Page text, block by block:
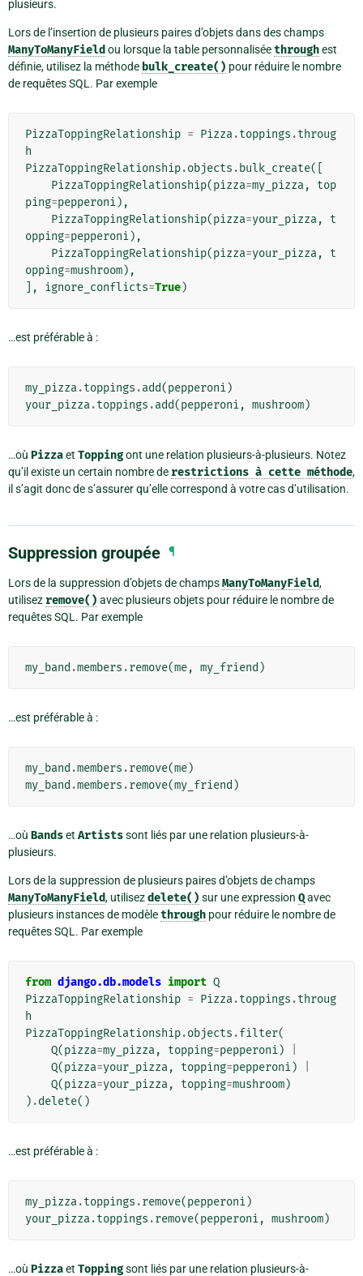
plusieurs.
Lors de l’insertion de plusieurs paires d’objets dans des champs
ManyToManyField ou lorsque la table personnaliséethroughest
définie, utilisez la méthode bulk_create() pour réduire le nombre
de requêtes SQL. Par exemple
PizzaToppingRelationship = Pizza.toppings .throug
h
PizzaToppingRelationship.objects . bulk_create([
PizzaToppingRelationship(pizza=my_pizza,
top
ping=pepperoni),
PizzaToppingRelationship(pizza=your_pizza,
t
opping=pepperoni),
PizzaToppingRelationship(pizza=your_pizza,
t
opping=mushroom),
],
ignore_conflicts=True)
…est préférable à :
my_pizza.toppings .add(pepperoni)
your_pizza.toppings .add(pepperoni, mushroom)
…où Pizzaet Toppingont une relation plusieurs-à-plusieurs. Notez
qu’il existe un certain nombre de restrictions à cette méthode,
il s’agit donc de s’assurer qu’elle correspond à votre cas d’utilisation.
Suppression groupée ¶
Lors de la suppression d’objets de champsManyToManyField,
utilisez remove() avec plusieurs objets pour réduire le nombre de
requêtes SQL. Par exemple
my_band .members .remove(me, my_friend )
…est préférable à :
my_band .members .remove(me)
my_band .members .remove(my_friend )
…où Bandset Artistssont liés par une relation plusieurs-à-
plusieurs.
Lors de la suppression de plusieurs paires d’objets de champs
ManyToManyField, utilisezdelete() sur une expression Qavec
plusieurs instances de modèlethrough pour réduire le nombre de
requêtes SQL. Par exemple
from django.db.models import Q
PizzaToppingRelationship = Pizza.toppings .throug
h
PizzaToppingRelationship.objects .filter(
Q(pizza=my_pizza, topping=pepperoni)
Q(pizza=your_pizza, topping=pepperoni)
Q(pizza=your_pizza, topping=mushroom)
) .delete()
…est préférable à :
my_pizza.toppings .remove(pepperoni)
your_pizza.toppings .remove(pepperoni, mushroom)
…où Pizzaet Toppingsont liés par une relation plusieurs-à-